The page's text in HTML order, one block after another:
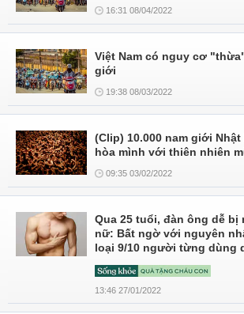
16:31 08/04/2022
Việt Nam có nguy cơ
giới
19:38 08/03/2022
(Clip) 10.000 nam giới
hòa mình với thiên nhiên
09:35 03/02/2022
Qua 25 tuổi, đàn ông dễ
nữ: Bất ngờ với nguyên
loại 9/10 người từng dùng
13:46 27/01/2022